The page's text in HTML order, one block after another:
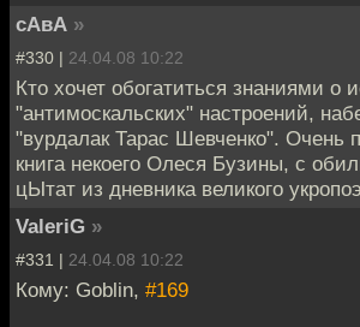
сАвА »
#330 | 24.04.08 10:22
Кто хочет обогатиться знаниями о
"антимоскальских" настроений,
"вурдалак Тарас Шевченко". Очень
книга некоего Олеся Бузины, с
цЫтат из дневника великого
ValeriG »
#331 | 24.04.08 10:22
Кому: Goblin, #169